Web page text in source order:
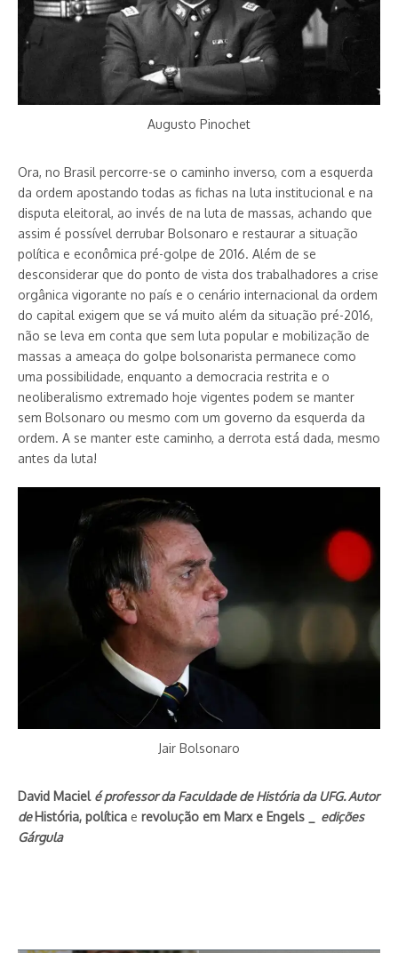
Augusto Pinochet
Ora, no Brasil percorre-se o caminho inverso, com a esquerda
da ordem apostando todas as fichas na luta institucional e na
disputa eleitoral, ao invés de na luta de massas, achando que
assim é possível derrubar Bolsonaro e restaurar a situação
política e econômica pré-golpe de 2016. Além de se
desconsiderar que do ponto de vista dos trabalhadores a crise
orgânica vigorante no país e o cenário internacional da ordem
do capital exigem que se vá muito além da situação pré-2016,
não se leva em conta que sem luta popular e mobilização de
massas a ameaça do golpe bolsonarista permanece como
uma possibilidade, enquanto a democracia restrita e o
neoliberalismo extremado hoje vigentes podem se manter
sem Bolsonaro ou mesmo com um governo da esquerda da
ordem. A se manter este caminho, a derrota está dada, mesmo
antes da luta!
Jair Bolsonaro
David Maciel é professor da Faculdade de História da UFG. Autor
deHistória, política e revolução em Marx e Engels _
edições
Gárgula